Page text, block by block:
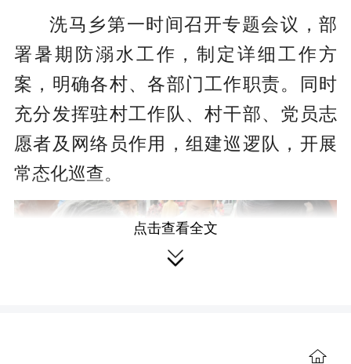
洗马乡第一时间召开专题会议，部
署暑期防溺水工作，制定详细工作方
案，明确各村、各部门工作职责。同时
充分发挥驻村工作队、村干部、党员志
愿者及网络员作用，组建巡逻队，开展
常态化巡查。
点击查看全文
